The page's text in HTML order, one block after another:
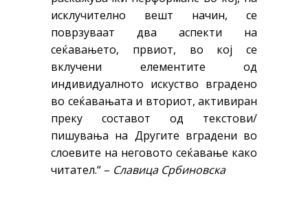
исклучително вешт начин, се
поврзуваат два аспекти на
сеќавањето, првиот, во кој се
вклучени елементите од
индивидуалното искуство вградено
во сеќавањата и вториот, активиран
преку составот од текстови/
пишувања на Другите вградени во
слоевите на неговото сеќавање како
читател.“ – Славица Србиновска